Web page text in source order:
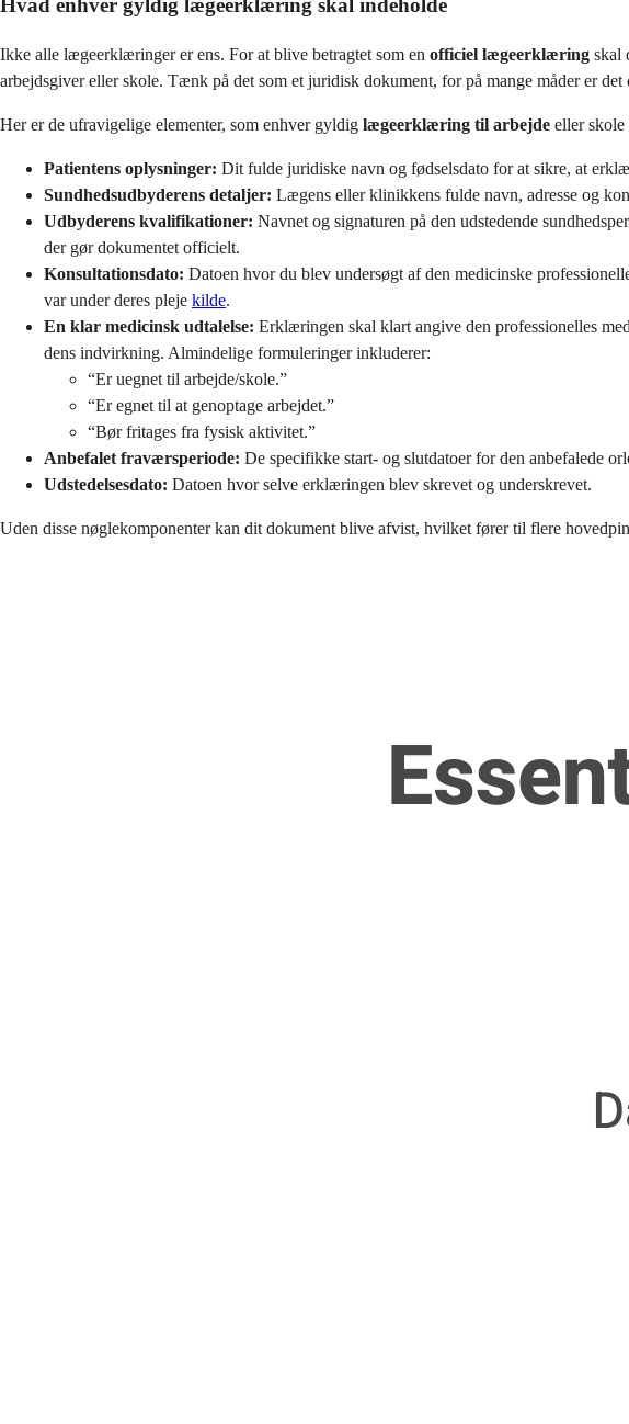
Hvad enhver gyldig lægeerklæring skal indeholde
Ikke alle lægeerklæringer er ens. For at blive betragtet som en officiel lægeerklæring skal
arbejdsgiver eller skole. Tænk på det som et juridisk dokument, for på mange måder er
Her er de ufravigelige elementer, som enhver gyldig lægeerklæring til arbejde eller skole
Patientens oplysninger: Dit fulde juridiske navn og fødselsdato for at sikre, at
Sundhedsudbyderens detaljer: Lægens eller klinikkens fulde navn, adresse og
Udbyderens kvalifikationer: Navnet og signaturen på den udstedende
der gør dokumentet officielt.
Konsultationsdato: Datoen hvor du blev undersøgt af den medicinske
var under deres pleje kilde.
En klar medicinsk udtalelse: Erklæringen skal klart angive den professionelles
dens indvirkning. Almindelige formuleringer inkluderer:
“Er uegnet til arbejde/skole.”
“Er egnet til at genoptage arbejdet.”
“Bør fritages fra fysisk aktivitet.”
Anbefalet fraværsperiode: De specifikke start- og slutdatoer for den anbefalede
Udstedelsesdato: Datoen hvor selve erklæringen blev skrevet og underskrevet.
Uden disse nøglekomponenter kan dit dokument blive afvist, hvilket fører til flere